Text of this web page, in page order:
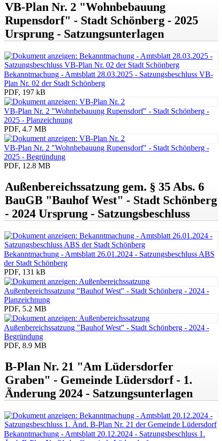
VB-Plan Nr. 2 "Wohnbebauung
Rupensdorf" - Stadt Schönberg - 2025
Ursprung - Satzungsunterlagen
Bekanntmachung - Amtsblatt 28.03.2025 - Satzungsbeschluss VB-
Plan Nr. 02 der Stadt Schönberg
PDF, 197 kB
VB-Plan Nr. 2 "Wohnbebauung Rupensdorf" - Stadt Schönberg -
2025 - Planzeichnung
PDF, 4.7 MB
VB-Plan Nr. 2 "Wohnbebauung Rupensdorf" - Stadt Schönberg -
2025 - Begründung
PDF, 12.8 MB
Außenbereichssatzung gem. § 35 Abs. 6
BauGB "Bauhof West" - Stadt Schönberg
- 2024 Ursprung - Satzungsbeschluss
Bekanntmachung - Amtsblatt 26.01.2024 - Satzungsbeschluss ABS
der Stadt Schönberg
PDF, 131 kB
Außenbereichssatzung "Bauhof West" - Stadt Schönberg - 2024 -
Planzeichnung
PDF, 5.2 MB
Außenbereichssatzung "Bauhof West" - Stadt Schönberg - 2024 -
Begründung
PDF, 8.9 MB
B-Plan Nr. 21 "Am Lüdersdorfer
Graben" - Gemeinde Lüdersdorf - 1.
Änderung 2024 - Satzungsunterlagen
Bekanntmachung - Amtsblatt 20.12.2024 - Satzungsbeschluss 1.